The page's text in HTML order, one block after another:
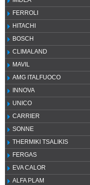
FERROLI
HITACHI
BOSCH
CLIMALAND
MAVIL
AMG ITALFUOCO
INNOVA
UNICO
CARRIER
SONNE
THERMIKI TSALIKIS
FERGAS
EVA CALOR
ALFA PLAM